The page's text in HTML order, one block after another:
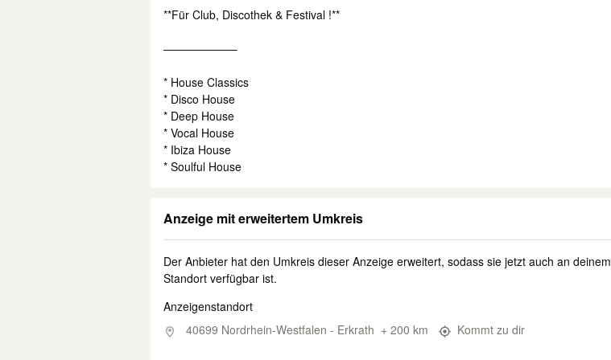
**Für Club, Discothek & Festival !**
——————–
* House Classics
* Disco House
* Deep House
* Vocal House
* Ibiza House
* Soulful House
Anzeige mit erweitertem Umkreis
Der Anbieter hat den Umkreis dieser Anzeige erweitert, sodass sie jetzt auch an deinem
Standort verfügbar ist.
Anzeigenstandort
40699 Nordrhein-Westfalen - Erkrath + 200 km Kommt zu dir